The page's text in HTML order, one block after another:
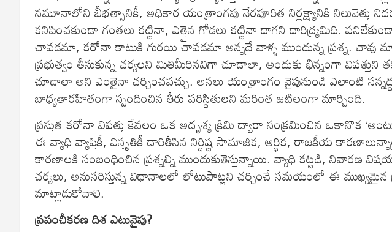
నమూనాలోని బీభత్సానికీ, అధికార యంత్రాంగపు నేరపూరిత నిర్లక్ష్యానికి నిలువెత్తు
కనిపించకుండా గంతలు కట్టినా, ఎత్తైన గోడలు కట్టినా దాగని దారిద్ర్యమిది.
చావడమా, కరోనా కాటుకి గురయి చావడమా అన్నదే వాళ్ళ ముందున్న ప్రశ్న. చావు
ప్రభుత్వం తీసుకున్న చర్యలని మితిమీరినవిగా చూడాలా, అందుకు భిన్నంగా విపత్తుని
చూడాలా అని ఎంతైనా చర్చించవచ్చు. అసలు యంత్రాంగం వైపునుండి ఎలాంటి
బాధ్యతారహితంగా స్పందించిన తీరు పరిస్థితులని మరింత జటిలంగా మార్చింది.
ప్రస్తుత కరోనా విపత్తు కేవలం ఒక అదృశ్య క్రిమి ద్వారా సంక్రమించిన ఒకానొక
ఈ వ్యాధి వ్యాప్తికీ, విస్తృతికీ దారితీసిన నిర్దిష్ట సామాజిక, ఆర్ధిక, రాజకీయ
కారణాలకి సంబంధించిన ప్రశ్నల్ని ముందుకుతెస్తున్నాయి. వ్యాధి కట్టడి, నివారణ
చర్యలు, అనుసరిస్తున్న విధానాలలో లోటుపాట్లని చర్చించే సమయంలో ఈ ముఖ్యమైన
మాట్లాడుకోవాలి.
ప్రపంచీకరణ దిశ ఎటువైపు?